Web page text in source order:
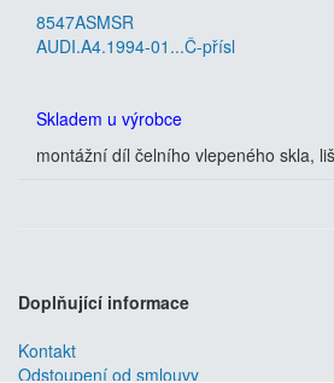
8547ASMSR
AUDI.A4.1994-01...Č-přísl
Skladem u výrobce
montážní díl čelního vlepeného skla,
Doplňující informace
Kontakt
Odstoupení od smlouvy